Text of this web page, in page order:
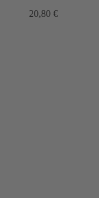
20,80 €